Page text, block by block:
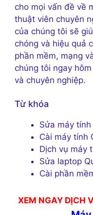
cho mọi vấn đề về
thuật viên chuyên
của chúng tôi sẽ
chóng và hiệu quả
phần mềm, mạng
chúng tôi ngay
và chuyên nghiệp.
Từ khóa
Sửa máy tính
Cài máy tính
Dịch vụ máy
Sửa laptop
Cài phần
XEM NGAY DỊCH